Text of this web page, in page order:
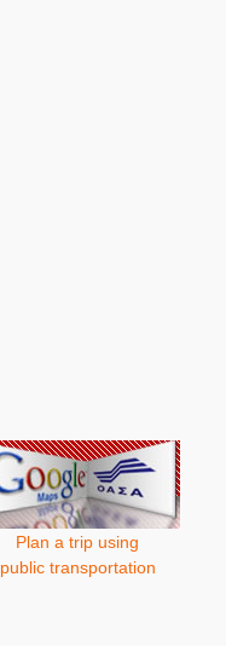
Plan a trip using
public transportation